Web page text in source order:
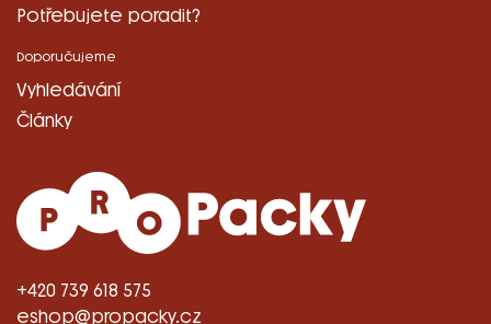
+420 739 618 575
eshop@propacky.cz
Potřebujete poradit?
Doporučujeme
Vyhledávání
Články